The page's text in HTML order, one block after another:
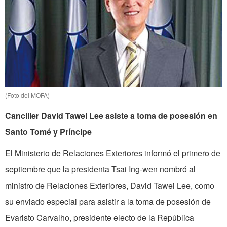
(Foto del MOFA)
Canciller David Tawei Lee asiste a toma de posesión en
Santo Tomé y Príncipe
El Ministerio de Relaciones Exteriores informó el primero de
septiembre que la presidenta Tsai Ing-wen nombró al
ministro de Relaciones Exteriores, David Tawei Lee, como
su enviado especial para asistir a la toma de posesión de
Evaristo Carvalho, presidente electo de la República